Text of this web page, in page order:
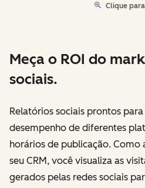
Clique
Meça o ROI do
sociais.
Relatórios sociais prontos
desempenho de diferentes
horários de publicação. Como
seu CRM, você visualiza as
gerados pelas redes sociais